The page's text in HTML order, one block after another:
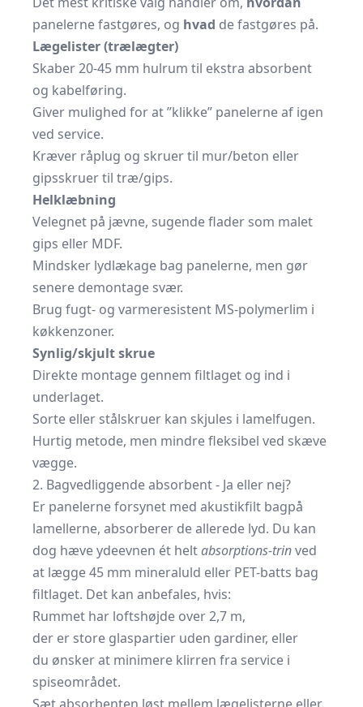
panelerne fastgøres, og hvad de fastgøres på.
Lægelister (trælægter)
Skaber 20-45 mm hulrum til ekstra absorbent
og kabelføring.
Giver mulighed for at ”klikke” panelerne af igen
ved service.
Kræver råplug og skruer til mur/beton eller
gipsskruer til træ/gips.
Helklæbning
Velegnet på jævne, sugende flader som malet
gips eller MDF.
Mindsker lydlækage bag panelerne, men gør
senere demontage svær.
Brug fugt- og varmeresistent MS-polymerlim i
køkkenzoner.
Synlig/skjult skrue
Direkte montage gennem filtlaget og ind i
underlaget.
Sorte eller stålskruer kan skjules i lamelfugen.
Hurtig metode, men mindre fleksibel ved skæve
vægge.
2. Bagvedliggende absorbent - Ja eller nej?
Er panelerne forsynet med akustikfilt bagpå
lamellerne, absorberer de allerede lyd. Du kan
dog hæve ydeevnen ét heltabsorptions-trinved
at lægge 45 mm mineraluld eller PET-batts bag
filtlaget. Det kan anbefales, hvis:
Rummet har loftshøjde over 2,7 m,
der er store glaspartier uden gardiner, eller
du ønsker at minimere klirren fra service i
spiseområdet.